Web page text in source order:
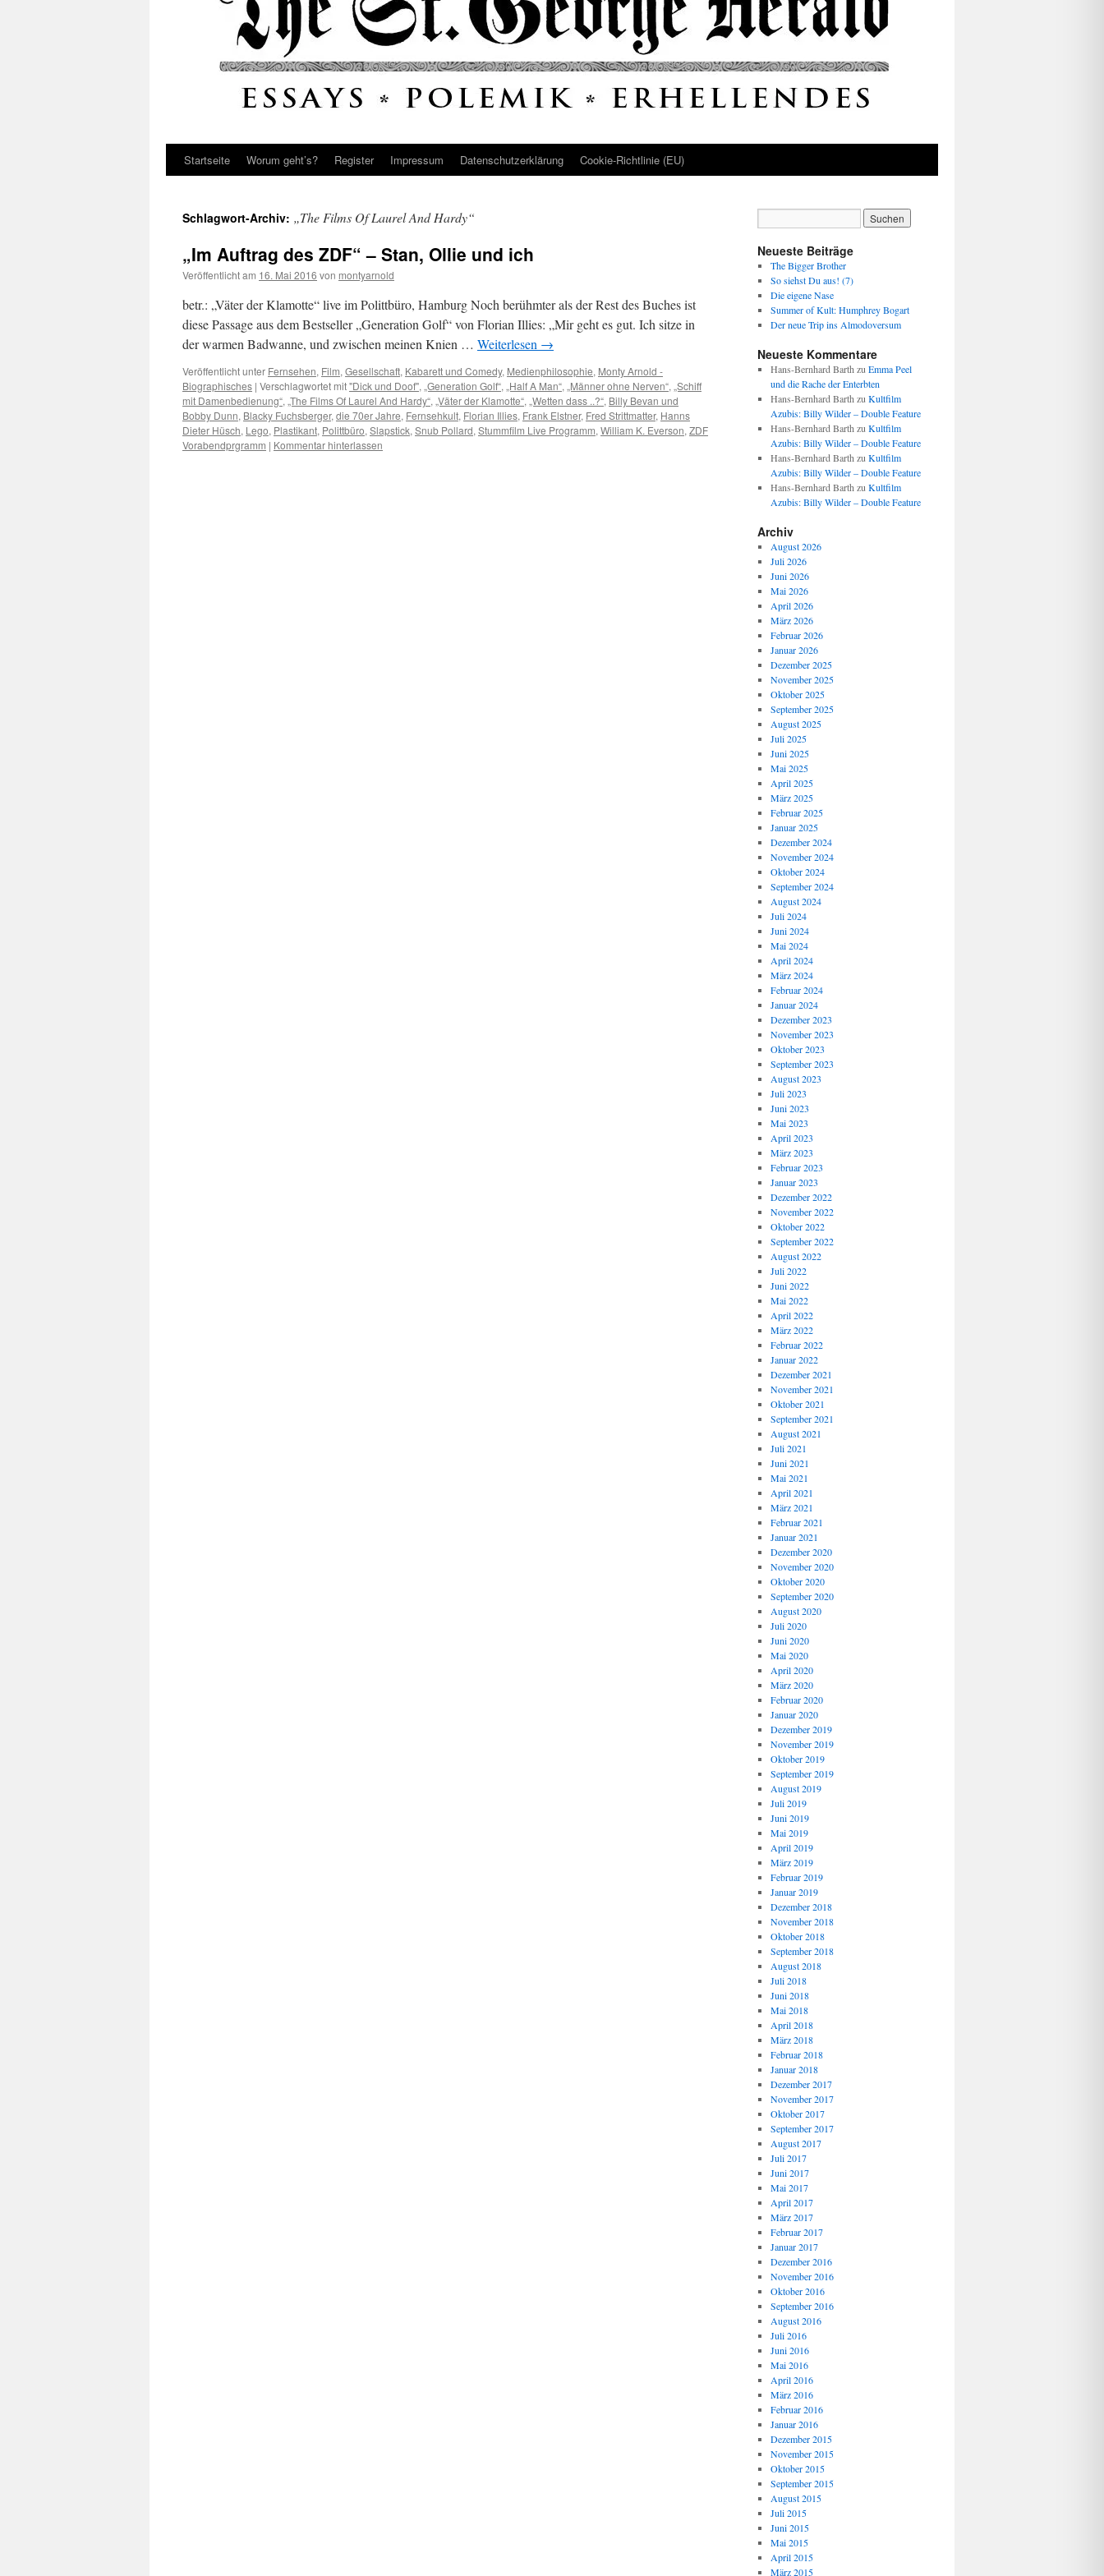
Startseite Worum geht’s? Register Impressum Datenschutz­erklärung Cookie-Richtlinie (EU)
Schlagwort-Archiv: „The Films Of Laurel And Hardy“
„Im Auftrag des ZDF“ – Stan, Ollie und ich
Veröffentlicht am 16. Mai 2016 von montyarnold
betr.: „Väter der Klamotte“ live im Polittbüro, Hamburg Noch berühmter als der Rest des Buches ist
diese Passage aus dem Bestseller „Generation Golf“ von Florian Illies: „Mir geht es gut. Ich sitze in
der warmen Badwanne, und zwischen meinen Knien … Weiterlesen →
Veröffentlicht unter Fernsehen, Film, Gesellschaft, Kabarett und Comedy, Medienphilosophie, Monty Arnold -
Biographisches | Verschlagwortet mit"Dick und Doof", „Generation Golf“, „Half A Man“, „Männer ohne Nerven“, „Schiff
mit Damenbedienung“, „The Films Of Laurel And Hardy“, „Väter der Klamotte“, „Wetten dass ..?“, Billy Bevan und
Bobby Dunn, Blacky Fuchsberger, die 70er Jahre, Fernsehkult, Florian Illies, Frank Elstner, Fred Strittmatter, Hanns
Dieter Hüsch, Lego, Plastikant, Polittbüro, Slapstick, Snub Pollard, Stummfilm Live Programm, William K. Everson, ZDF
Vorabendprgramm | Kommentar hinterlassen
Neueste Beiträge
The Bigger Brother
So siehst Du aus! (7)
Die eigene Nase
Summer of Kult: Humphrey Bogart
Der neue Trip ins Almodoversum
Neueste Kommentare
Hans-Bernhard Barth zu Emma Peel
und die Rache der Enterbten
Hans-Bernhard Barth zu Kultfilm
Azubis: Billy Wilder – Double Feature
Hans-Bernhard Barth zu Kultfilm
Azubis: Billy Wilder – Double Feature
Hans-Bernhard Barth zu Kultfilm
Azubis: Billy Wilder – Double Feature
Hans-Bernhard Barth zu Kultfilm
Azubis: Billy Wilder – Double Feature
Archiv
August 2026
Juli 2026
Juni 2026
Mai 2026
April 2026
März 2026
Februar 2026
Januar 2026
Dezember 2025
November 2025
Oktober 2025
September 2025
August 2025
Juli 2025
Juni 2025
Mai 2025
April 2025
März 2025
Februar 2025
Januar 2025
Dezember 2024
November 2024
Oktober 2024
September 2024
August 2024
Juli 2024
Juni 2024
Mai 2024
April 2024
März 2024
Februar 2024
Januar 2024
Dezember 2023
November 2023
Oktober 2023
September 2023
August 2023
Juli 2023
Juni 2023
Mai 2023
April 2023
März 2023
Februar 2023
Januar 2023
Dezember 2022
November 2022
Oktober 2022
September 2022
August 2022
Juli 2022
Juni 2022
Mai 2022
April 2022
März 2022
Februar 2022
Januar 2022
Dezember 2021
November 2021
Oktober 2021
September 2021
August 2021
Juli 2021
Juni 2021
Mai 2021
April 2021
März 2021
Februar 2021
Januar 2021
Dezember 2020
November 2020
Oktober 2020
September 2020
August 2020
Juli 2020
Juni 2020
Mai 2020
April 2020
März 2020
Februar 2020
Januar 2020
Dezember 2019
November 2019
Oktober 2019
September 2019
August 2019
Juli 2019
Juni 2019
Mai 2019
April 2019
März 2019
Februar 2019
Januar 2019
Dezember 2018
November 2018
Oktober 2018
September 2018
August 2018
Juli 2018
Juni 2018
Mai 2018
April 2018
März 2018
Februar 2018
Januar 2018
Dezember 2017
November 2017
Oktober 2017
September 2017
August 2017
Juli 2017
Juni 2017
Mai 2017
April 2017
März 2017
Februar 2017
Januar 2017
Dezember 2016
November 2016
Oktober 2016
September 2016
August 2016
Juli 2016
Juni 2016
Mai 2016
April 2016
März 2016
Februar 2016
Januar 2016
Dezember 2015
November 2015
Oktober 2015
September 2015
August 2015
Juli 2015
Juni 2015
Mai 2015
April 2015
März 2015